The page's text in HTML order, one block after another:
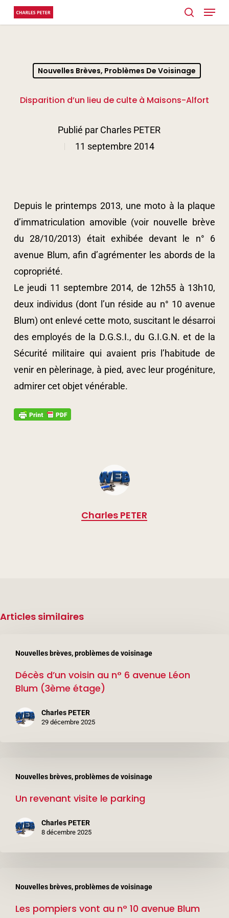
Skip
to
search
Menu
Nouvelles Brèves, Problèmes De Voisinage
Disparition d’un lieu de culte à Maisons-Alfort
Publié par Charles PETER
11 septembre 2014
Depuis le printemps 2013, une moto à la plaque
d’immatriculation amovible (voir nouvelle brève
du 28/10/2013) était exhibée devant le n° 6
avenue Blum, afin d’agrémenter les abords de la
copropriété.
Le jeudi 11 septembre 2014, de 12h55 à 13h10,
deux individus (dont l’un réside au n° 10 avenue
Blum) ont enlevé cette moto, suscitant le désarroi
des employés de la D.G.S.I., du G.I.G.N. et de la
Sécurité militaire qui avaient pris l’habitude de
venir en pèlerinage, à pied, avec leur progéniture,
admirer cet objet vénérable.
Charles PETER
Articles similaires
Nouvelles brèves, problèmes de voisinage
d’un
voisin
Blum
Décès d’un voisin au n° 6 avenue Léon
Blum (3ème étage)
Charles PETER
29 décembre 2025
Nouvelles brèves, problèmes de voisinage
revenant
visite
parking
Un revenant visite le parking
Charles PETER
8 décembre 2025
Nouvelles brèves, problèmes de voisinage
pompiers
vontLes pompiers vont au n° 10 avenue Blum